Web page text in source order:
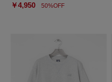
￥4,950 50%OFF